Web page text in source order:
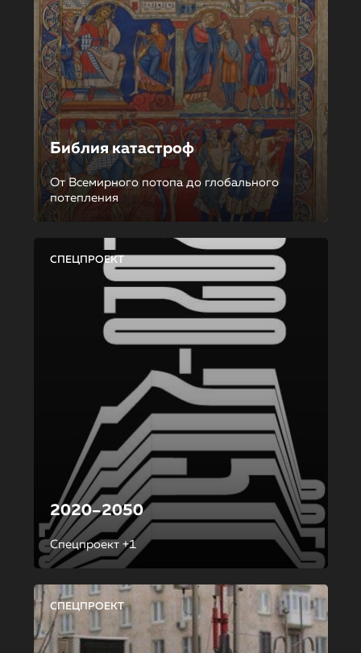
Библия катастроф
От Всемирного потопа до глобального
потепления
СПЕЦПРОЕКТ
2020–2050
Спецпроект +1
СПЕЦПРОЕКТ